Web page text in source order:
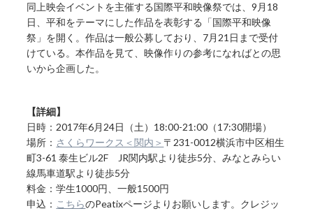
同上映会イベントを主催する国際平和映像祭では、9月18
日、平和をテーマにした作品を表彰する「国際平和映像
祭」を開く。作品は一般公募しており、7月21日まで受付
けている。本作品を見て、映像作りの参考になればとの思
いから企画した。
【詳細】
日時：2017年6月24日（土）18:00-21:00（17:30開場）
場所： さくらワークス＜関内＞ 〒231-0012横浜市中区相生
町3-61 泰生ビル2F JR関内駅より徒歩5分、みなとみらい
線馬車道駅より徒歩5分
料金：学生1000円、一般1500円
申込： こちらのPeatixページよりお願いします。クレジッ